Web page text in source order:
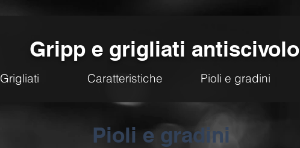
Gripp e grigliati antiscivolo
Grigliati Caratteristiche Pioli e gradini
Pioli e gradini